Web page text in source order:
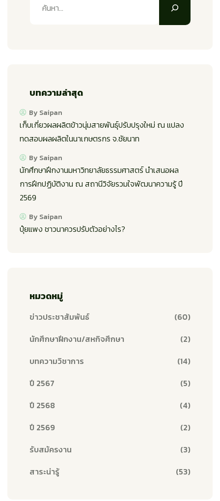
บทความล่าสุด
เก็บเกี่ยวผลผลิตข้าวนุ่มสายพันธุ์ปรับปรุงใหม่ ณ แปลง
ทดสอบผลผลิตในนาเกษตรกร จ.ชัยนาท
By Saipan
นักศึกษาฝึกงานมหาวิทยาลัยธรรมศาสตร์ นำเสนอผล
การฝึกปฏิบัติงาน ณ สถานีวิจัยรวมใจพัฒนาความรู้ ปี
2569
By Saipan
ปุ๋ยแพง ชาวนาควรปรับตัวอย่างไร?
By Saipan
หมวดหมู่
ข่าวประชาสัมพันธ์
(60)
นักศึกษาฝึกงาน/สหกิจศึกษา
(2)
บทความวิชาการ
(14)
ปี 2567
(5)
ปี 2568
(4)
ปี 2569
(2)
รับสมัครงาน
(3)
สาระน่ารู้
(53)